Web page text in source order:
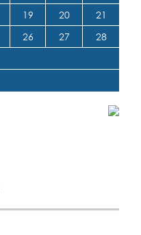
19 20
21
26 27
28